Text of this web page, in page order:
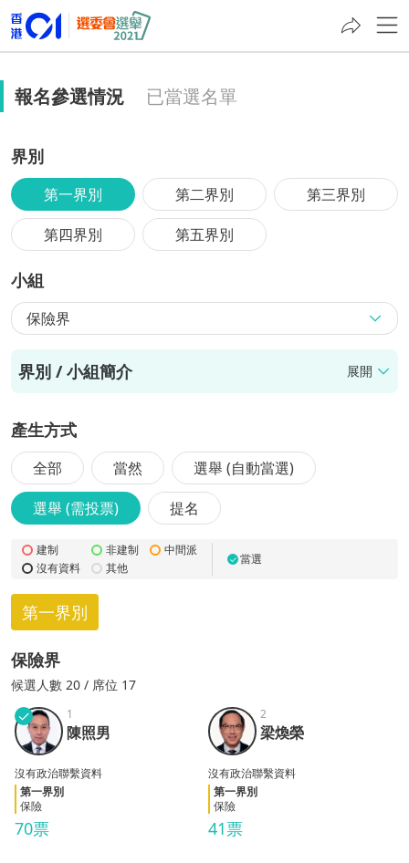
報名參選情況 已當選名單
界別
第一界別 第二界別
第三界別
第四界別
第五界別
小組
保險界
界別 / 小組簡介 展開
產生方式
全部 當然
選舉 (自動當選)
選舉 (需投票)
提名
建制 非建制
中間派
沒有資料
其他
✓ 當選
第一界別
保險界
候選人數 20 / 席位 17
陳照
男
✓
70票
1
陳照男
沒有政治聯繫資料
第一界別
保險
梁煥
榮
41票
2
梁煥榮
沒有政治聯繫資料
第一界別
保險